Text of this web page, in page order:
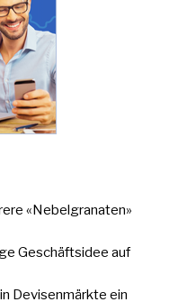
«Nebelgranaten»
Geschäftsidee auf
Devisenmärkte ein